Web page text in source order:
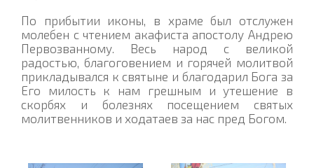
По прибытии иконы, в храме был отслужен
молебен с чтением акафиста апостолу Андрею
Первозванному. Весь народ с великой
радостью, благоговением и горячей молитвой
прикладывался к святыне и благодарил Бога за
Его милость к нам грешным и утешение в
скорбях и болезнях посещением святых
молитвенников и ходатаев за нас пред Богом.